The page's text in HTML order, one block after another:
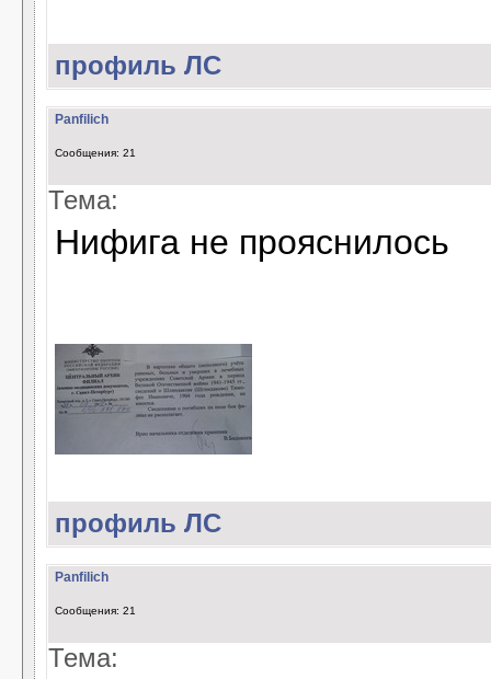
профиль ЛС
Panfilich
Сообщения: 21
Тема:
Нифига не прояснилось
профиль ЛС
Panfilich
Сообщения: 21
Тема: